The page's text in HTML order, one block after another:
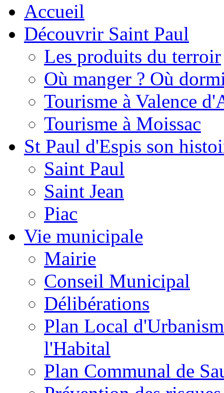
Accueil
Découvrir Saint Paul
Les produits du terroir
Où manger ? Où
Tourisme à Valence
Tourisme à Moissac
St Paul d'Espis son
Saint Paul
Saint Jean
Piac
Vie municipale
Mairie
Conseil Municipal
Délibérations
Plan Local
l'Habital
Plan Communal de